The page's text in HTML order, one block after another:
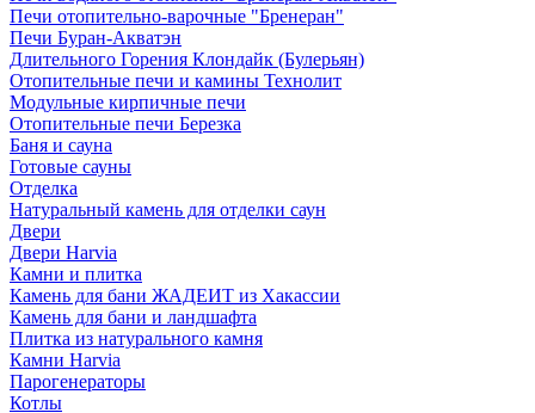
Печи отопительно-варочные "Бренеран"
Печи Буран-Акватэн
Длительного Горения Клондайк (Булерьян)
Отопительные печи и камины Технолит
Модульные кирпичные печи
Отопительные печи Березка
Баня и сауна
Готовые сауны
Отделка
Натуральный камень для отделки саун
Двери
Двери Harvia
Камни и плитка
Камень для бани ЖАДЕИТ из Хакассии
Камень для бани и ландшафта
Плитка из натурального камня
Камни Harvia
Парогенераторы
Котлы